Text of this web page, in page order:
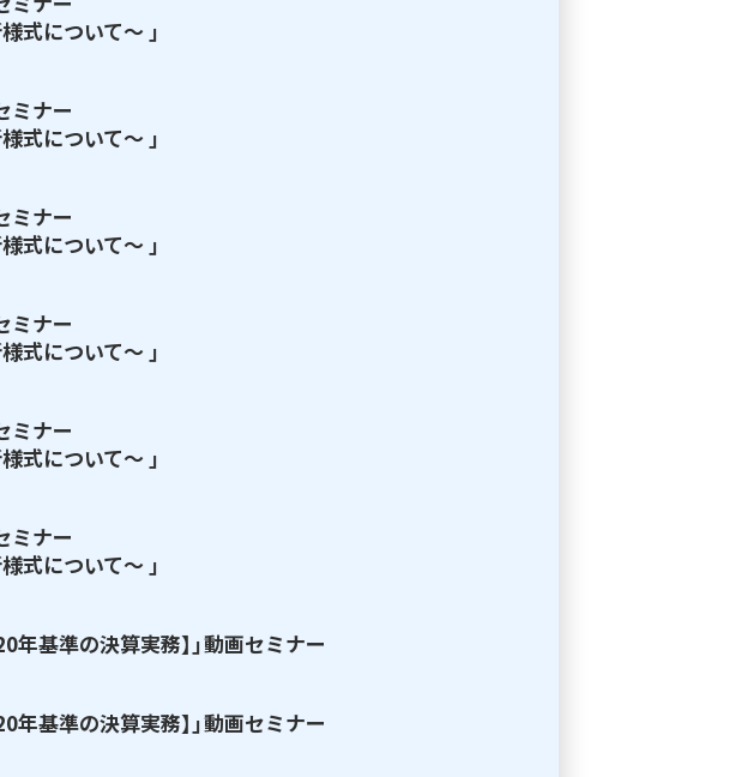
式について～ 」
ミナー
式について～ 」
ミナー
式について～ 」
ミナー
式について～ 」
ミナー
式について～ 」
ミナー
式について～ 」
年基準の決算実務】」動画セミナー
年基準の決算実務】」動画セミナー